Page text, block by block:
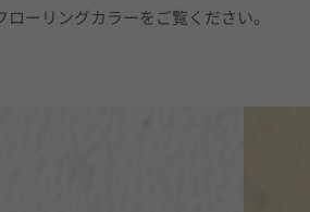
ーリングカラーをご覧ください。